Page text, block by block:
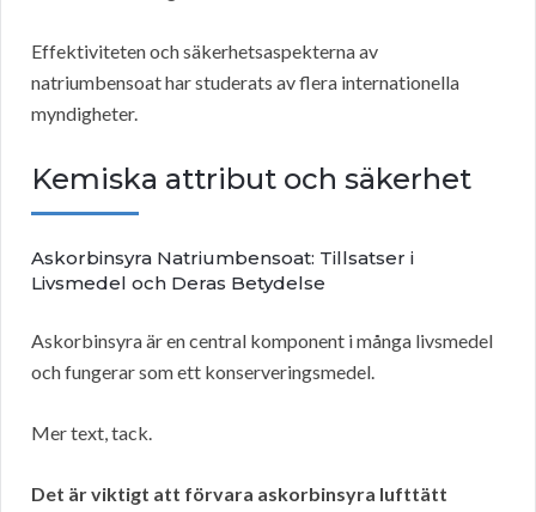
Effektiviteten och säkerhetsaspekterna av
natriumbensoat har studerats av flera internationella
myndigheter.
Kemiska attribut och säkerhet
Askorbinsyra Natriumbensoat: Tillsatser i
Livsmedel och Deras Betydelse
Askorbinsyra är en central komponent i många livsmedel
och fungerar som ett konserveringsmedel.
Mer text, tack.
Det är viktigt att förvara askorbinsyra lufttätt